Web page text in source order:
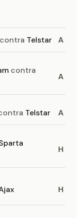
contra Telstar A
contra
A
Telstar A
H
H